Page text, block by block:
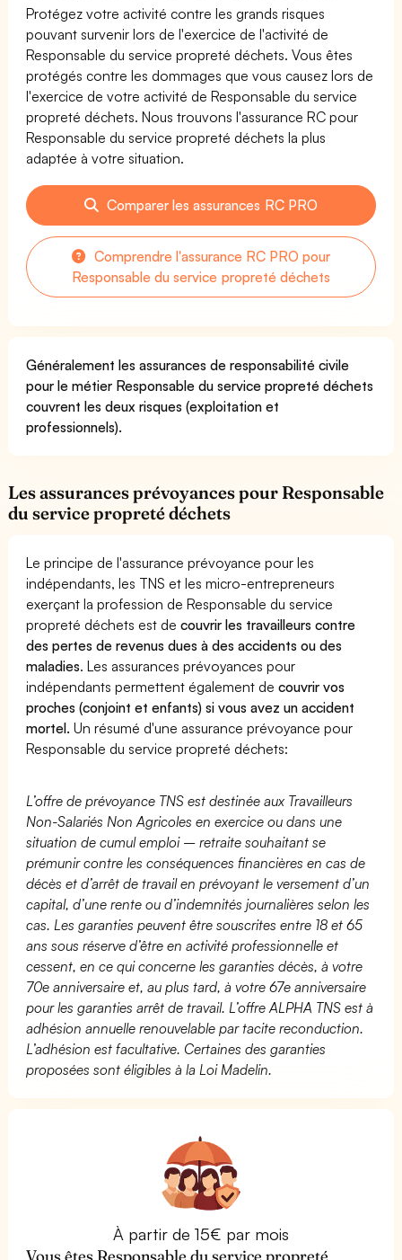
Protégez votre activité contre les grands risques
pouvant survenir lors de l'exercice de l'activité de
Responsable du service propreté déchets. Vous êtes
protégés contre les dommages que vous causez lors de
l'exercice de votre activité de Responsable du service
propreté déchets. Nous trouvons l'assurance RC pour
Responsable du service propreté déchets la plus
adaptée à votre situation.
Comparer les assurances RC PRO
Comprendre l'assurance RC PRO pour
Responsable du service propreté déchets
Généralement les assurances de responsabilité civile
pour le métier Responsable du service propreté déchets
couvrent les deux risques (exploitation et
professionnels).
Les assurances prévoyances pour Responsable
du service propreté déchets
Le principe de l'assurance prévoyance pour les
indépendants, les TNS et les micro-entrepreneurs
exerçant la profession de Responsable du service
propreté déchets est decouvrir les travailleurs contre
des pertes de revenus dues à des accidents ou des
maladies. Les assurances prévoyances pour
indépendants permettent également decouvrir vos
proches (conjoint et enfants) si vous avez un accident
mortel. Un résumé d'une assurance prévoyance pour
Responsable du service propreté déchets:
L’offre de prévoyance TNS est destinée aux Travailleurs
Non-Salariés Non Agricoles en exercice ou dans une
situation de cumul emploi – retraite souhaitant se
prémunir contre les conséquences financières en cas de
décès et d’arrêt de travail en prévoyant le versement d’un
capital, d’une rente ou d’indemnités journalières selon les
cas. Les garanties peuvent être souscrites entre 18 et 65
ans sous réserve d’être en activité professionnelle et
cessent, en ce qui concerne les garanties décès, à votre
70e anniversaire et, au plus tard, à votre 67e anniversaire
pour les garanties arrêt de travail. L’offre ALPHA TNS est à
adhésion annuelle renouvelable par tacite reconduction.
L’adhésion est facultative. Certaines des garanties
proposées sont éligibles à la Loi Madelin.
À partir de 15€ par mois
Vous êtes Responsable du service propreté